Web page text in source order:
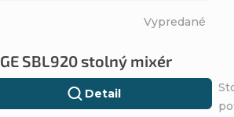
SBL920 stolný mixér
Vypredané
Detail